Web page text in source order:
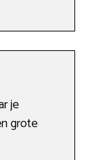
je
grote